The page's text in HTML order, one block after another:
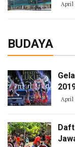
April
BUDAYA
April